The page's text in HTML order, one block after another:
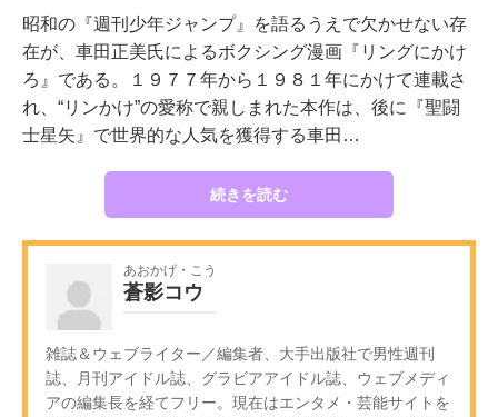
昭和の『週刊少年ジャンプ』を語るうえで欠かせない存
在が、車田正美氏によるボクシング漫画『リングにかけ
ろ』である。１９７７年から１９８１年にかけて連載さ
れ、“リンかけ”の愛称で親しまれた本作は、後に『聖闘
士星矢』で世界的な人気を獲得する車田…
続きを読む
あおかげ・こう
蒼影コウ
雑誌＆ウェブライター／編集者、大手出版社で男性週刊
誌、月刊アイドル誌、グラビアアイドル誌、ウェブメディ
アの編集長を経てフリー。現在はエンタメ・芸能サイトを